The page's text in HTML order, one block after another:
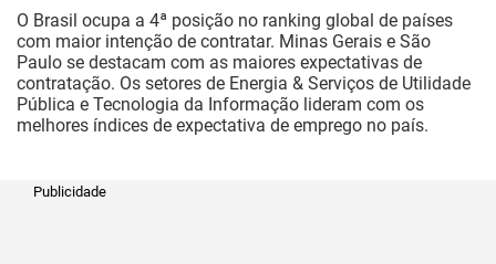
O Brasil ocupa a 4ª posição no ranking global de países
com maior intenção de contratar. Minas Gerais e São
Paulo se destacam com as maiores expectativas de
contratação. Os setores de Energia & Serviços de Utilidade
Pública e Tecnologia da Informação lideram com os
melhores índices de expectativa de emprego no país.
Publicidade